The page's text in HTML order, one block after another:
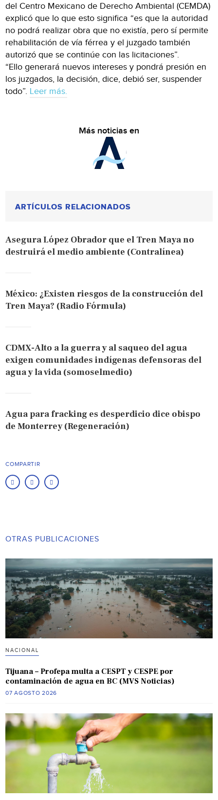
del Centro Mexicano de Derecho Ambiental (CEMDA)
explicó que lo que esto significa “es que la autoridad
no podrá realizar obra que no existía, pero sí permite
rehabilitación de vía férrea y el juzgado también
autorizó que se continúe con las licitaciones”.
“Ello generará nuevos intereses y pondrá presión en
los juzgados, la decisión, dice, debió ser, suspender
todo”. Leer más.
Más noticias en
ARTÍCULOS RELACIONADOS
Asegura López Obrador que el Tren Maya no
destruirá el medio ambiente (Contralínea)
México: ¿Existen riesgos de la construcción del
Tren Maya? (Radio Fórmula)
CDMX-Alto a la guerra y al saqueo del agua
exigen comunidades indígenas defensoras del
agua y la vida (somoselmedio)
Agua para fracking es desperdicio dice obispo
de Monterrey (Regeneración)
COMPARTIR
OTRAS PUBLICACIONES
NACIONAL
Tijuana – Profepa multa a CESPT y CESPE por
contaminación de agua en BC (MVS Noticias)
07 AGOSTO 2026